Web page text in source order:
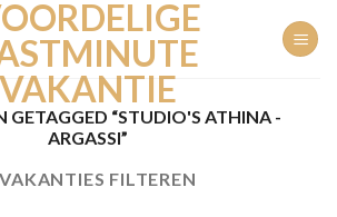
VAKANTIE
GETAGGED “STUDIO'S ATHINA -
ARGASSI”
VAKANTIES FILTEREN